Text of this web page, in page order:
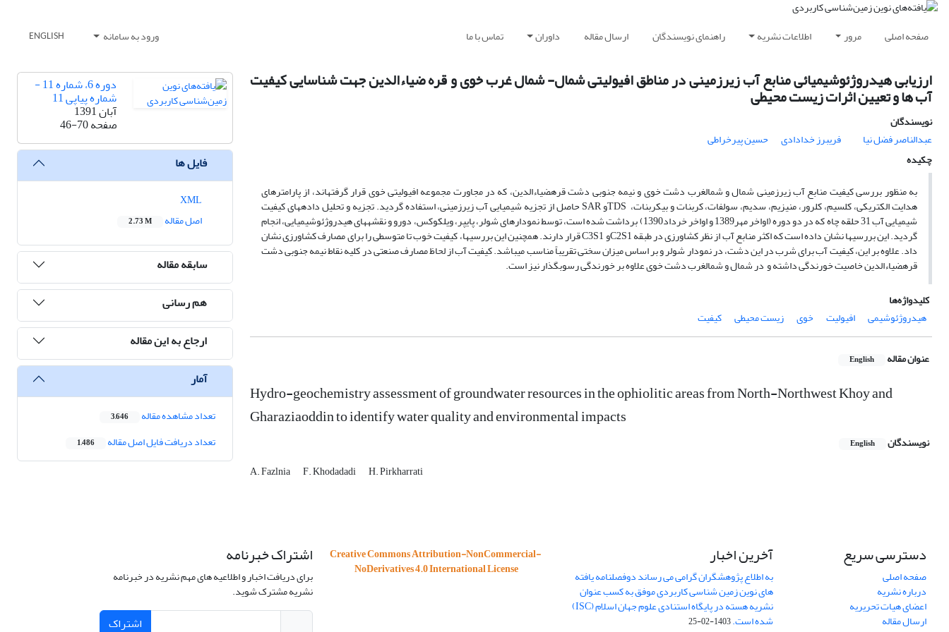
صفحه اصلی مرور اطلاعات نشریه راهنمای نویسندگان ارسال مقاله داوران تماس با ما ورود به سامانه ENGLISH
ارزیابی هیدروژئوشیمیائی منابع آب زیرزمینی در مناطق افیولیتی شمال- شمال غرب خوی و قره ضیاءالدین جهت شناسایی کیفیت
آب ها و تعیین اثرات زیست محیطی
نویسندگان
عبدالناصر فضل نیا
فریبرز خدادادی
حسین پیرخراطی
چکیده
به منظور بررسی کیفیت منابع آب زیرزمینی شمال و شمال­غرب دشت خوی و نیمه جنوبی دشت قره­ضیاءالدین، که در مجاورت مجموعه افیولیتی خوی قرار گرفته­اند، از پارامترهای
هدایت الکتریکی، کلسیم، کلرور، منیزیم، سدیم، سولفات، کربنات و بی­کربنات، TDSو SAR حاصل از تجزیه شیمیایی آب زیرزمینی، استفاده گردید. تجزیه و تحلیل داده­های کیفیت
شیمیایی آب 31 حلقه چاه که در دو دوره (اواخر مهر1389 و اواخر خرداد1390) برداشت شده است، توسط نمودارهای شولر، پایپر، ویلکوکس، دورو و نقشه­های هیدروژئوشیمیایی، انجام
گردید. این بررسی­ها نشان داده است که اکثر منابع آب از نظر کشاورزی در طبقه C2S1و C3S1 قرار دارند. همچنین این بررسی­ها، کیفیت خوب تا متوسطی را برای مصارف کشاورزی نشان
داد. علاوه بر این، کیفیت آب برای شرب در این دشت، در نمودار شولر و بر اساس میزان سختی تقریباً مناسب می­باشد. کیفیت آب از لحاظ مصارف صنعتی در کلیه نقاط نیمه جنوبی دشت
قره­ضیاءالدین خاصیت خورندگی داشته و در شمال و شمال­غرب دشت خوی علاوه بر خورندگی رسوب­گذار نیز است.
کلیدواژه‌ها
هیدروژئوشیمی
افیولیت خوی زیست محیطی کیفیت
عنوان مقاله English
Hydro-geochemistry assessment of groundwater resources in the ophiolitic areas from North-Northwest Khoy and
Gharaziaoddin to identify water quality and environmental impacts
نویسندگان English
A. Fazlnia F. Khodadadi H. Pirkharrati
دوره 6، شماره 11 -
شماره پیاپی 11
آبان 1391
صفحه46-70
فایل ها
اصل مقاله
2.73 M
سابقه مقاله
هم رسانی
ارجاع به این مقاله
آمار
تعداد مشاهده مقاله 3,646
تعداد دریافت فایل اصل مقاله 1,486
دسترسی سریع
صفحه اصلی
درباره نشریه
اعضای هیات تحریریه
ارسال مقاله
آخرین اخبار
به اطلاع پژوهشگران گرامی می رساند دوفصلنامه یافته
های نوین زمین شناسی کاربردی موفق به کسب عنوان
نشریه هسته در پایگاه استنادی علوم جهان اسلام (ISC)
شده است.1403-02-25
Creative Commons Attribution-NonCommercial-
NoDerivatives 4.0 International License
اشتراک خبرنامه
برای دریافت اخبار و اطلاعیه های مهم نشریه در خبرنامه
نشریه مشترک شوید.
اشتراک